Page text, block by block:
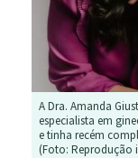
A Dra. Amanda
especialista em
e tinha recém
(Foto: Reprodução